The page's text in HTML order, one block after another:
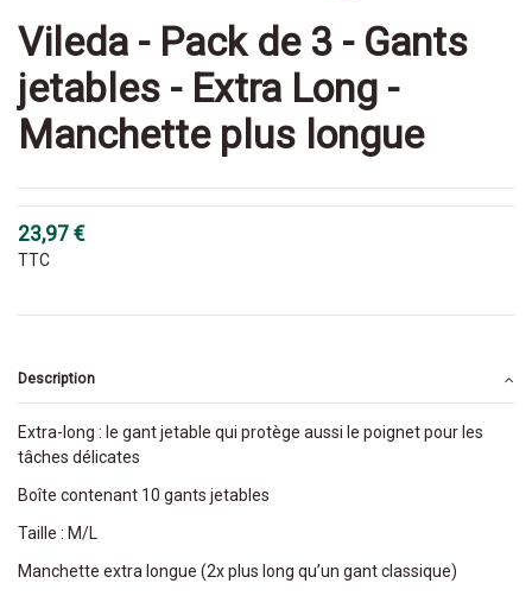
Vileda - Pack de 3 - Gants
jetables - Extra Long -
Manchette plus longue
23,97 €
TTC
Description
Extra-long : le gant jetable qui protège aussi le poignet pour les
tâches délicates
Boîte contenant 10 gants jetables
Taille : M/L
Manchette extra longue (2x plus long qu’un gant classique)